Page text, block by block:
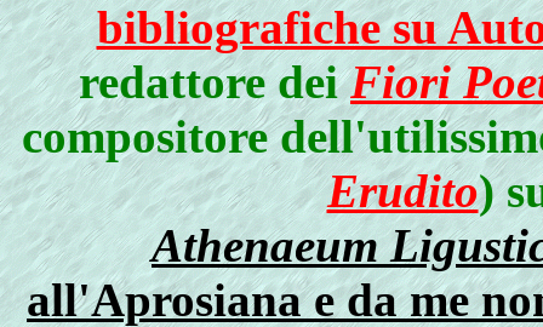
bibliografiche su
redattore deiFiori
compositore
Erudito)
Athenaeum
all'Aprosiana e da me